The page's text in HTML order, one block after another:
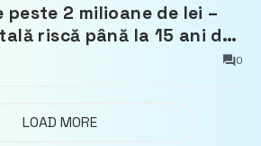
peste 2 milioane de lei –
riscă până la 15 ani de
0
LOAD MORE